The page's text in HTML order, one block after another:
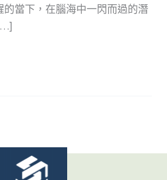
當下，在腦海中一閃而過的潛